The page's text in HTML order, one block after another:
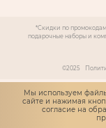
*Скидки по
подарочные наборы и
©2025
Мы используем
сайте и нажимая
согласие на